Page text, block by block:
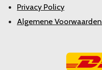
Privacy Policy
Algemene Voorwaarden